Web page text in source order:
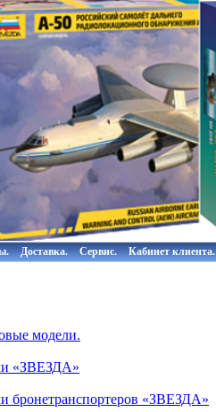
Доставка. Сервис. Кабинет клиента.
модели.
«ЗВЕЗДА»
бронетранспортеров «ЗВЕЗДА»